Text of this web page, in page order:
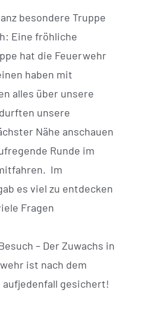
besondere Truppe
Eine fröhliche
hat die Feuerwehr
haben mit
alles über unsere
unsere
Nähe anschauen
Runde im
Im
es viel zu entdecken
Fragen
– Der Zuwachs in
ist nach dem
gesichert!